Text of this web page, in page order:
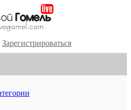
Зарегистрироваться